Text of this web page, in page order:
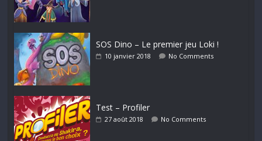
SOS Dino – Le premier jeu Loki !
10 janvier 2018 No Comments
Test – Profiler
27 août 2018 No Comments